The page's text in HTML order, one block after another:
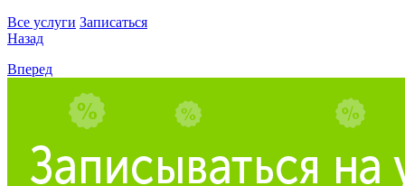
Все услуги Записаться
Назад
Вперед